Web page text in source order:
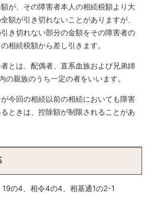
が、その障害者本人の相続税額より大
額が引き切れないことがありますが、
き切れない部分の金額をその障害者の
相続税額から差し引きます。
とは、配偶者、直系血族および兄弟姉
の親族のうち一定の者をいいます。
今回の相続以前の相続においても障害
ときは、控除額が制限されることがあ
19の4、相令4の4、相基通1の2-1